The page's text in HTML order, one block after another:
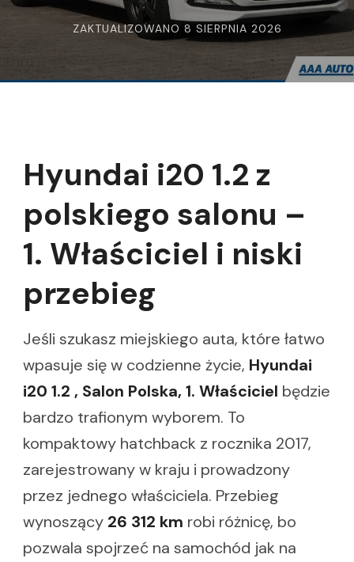
ZAKTUALIZOWANO 8 SIERPNIA 2026
Hyundai i20 1.2 z
polskiego salonu –
1. Właściciel i niski
przebieg
Jeśli szukasz miejskiego auta, które łatwo
wpasuje się w codzienne życie, Hyundai
i20 1.2 , Salon Polska, 1. Właściciel będzie
bardzo trafionym wyborem. To
kompaktowy hatchback z rocznika 2017,
zarejestrowany w kraju i prowadzony
przez jednego właściciela. Przebieg
wynoszący 26 312 km robi różnicę, bo
pozwala spojrzeć na samochód jak na